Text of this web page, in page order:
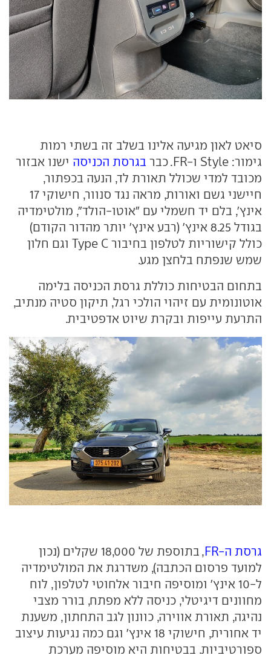
סיאט לאון מגיעה אלינו בשלב זה בשתי רמות
גימור: Style ו-FR. כבר
בגרסת הכניסה ישנו אבזור
מכובד למדי שכולל תאורת לד, הנעה בכפתור,
חיישני גשם ואורות, מראה נגד סנוור, חישוקי 17
אינץ', בלם יד חשמלי עם "אוטו-הולד", מולטימדיה
בגודל 8.25 אינץ' (רבע אינץ' יותר מהדור הקודם)
כולל קישוריות לטלפון בחיבור Type C וגם חלון
שמש שנפתח בלחצן מגע.
בתחום הבטיחות כוללת גרסת הכניסה בלימה
אוטונומית עם זיהוי הולכי רגל, תיקון סטיה מנתיב,
התרעת עייפות ובקרת שיוט אדפטיבית.
גרסת ה-FR
, בתוספת של 18,000 שקלים (נכון
למועד פרסום הכתבה), משדרגת את המולטימדיה
ל-10 אינץ' ומוסיפה חיבור אלחוטי לטלפון, לוח
מחוונים דיגיטלי, כניסה ללא מפתח, בורר מצבי
נהיגה, תאורת אווירה, כוונון לגב התחתון, משענת
יד אחורית, חישוקי 18 אינץ' וגם כמה נגיעות עיצוב
ספורטיביות. בבטיחות היא מוסיפה מערכת